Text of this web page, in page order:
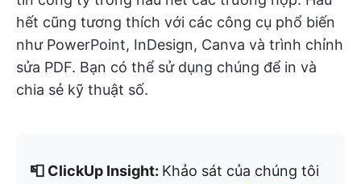
hết cũng tương thích với các công cụ phổ biến
như PowerPoint, InDesign, Canva và trình chỉnh
sửa PDF. Bạn có thể sử dụng chúng để in và
chia sẻ kỹ thuật số.
📮 ClickUp Insight: Khảo sát của chúng tôi